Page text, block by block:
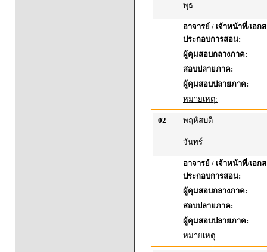
พุธ
อาจารย์ / เจ้าหน้าที่/เอก
ประกอบการสอน:
ผู้คุมสอบกลางภาค:
สอบปลายภาค:
ผู้คุมสอบปลายภาค:
หมายเหตุ:
02 พฤหัสบดี
จันทร์
อาจารย์ / เจ้าหน้าที่/เอก
ประกอบการสอน:
ผู้คุมสอบกลางภาค:
สอบปลายภาค:
ผู้คุมสอบปลายภาค:
หมายเหตุ: